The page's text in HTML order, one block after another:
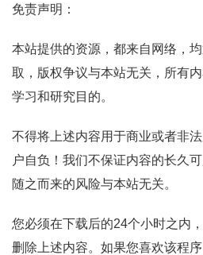
免责声明：
本站提供的资源，都来自网络，
取，版权争议与本站无关，所有
学习和研究目的。
不得将上述内容用于商业或者非
户自负！我们不保证内容的长久
随之而来的风险与本站无关。
您必须在下载后的24个小时之内
删除上述内容。如果您喜欢该程